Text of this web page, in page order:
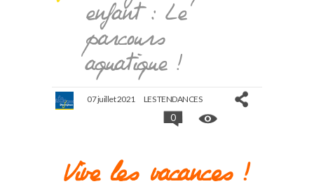
enfant : Le
parcours
aquatique !
07 juillet 2021 LES TENDANCES
0
Vive les vacances !